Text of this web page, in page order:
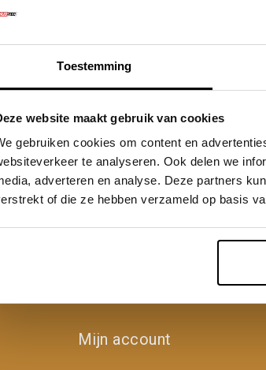
Toestemming
website maakt gebruik van cookies
gebruiken cookies om content en
te analyseren. Ook delen we
adverteren en analyse. Deze partners
of die ze hebben verzameld op basis
€2000
Isuzu Dmax
€1.486,78 Excl. btw
€1.799,00 Incl. btw
een eerlijke prijs Service na
Mijn account